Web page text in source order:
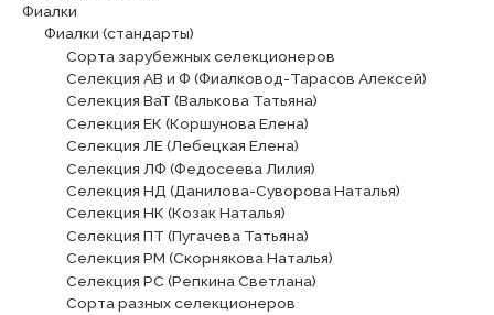
Фиалки
Фиалки (стандарты)
Сорта зарубежных селекционеров
Селекция АВ и Ф (Фиалковод-Тарасов Алексей)
Селекция ВаТ (Валькова Татьяна)
Селекция ЕК (Коршунова Елена)
Селекция ЛЕ (Лебецкая Елена)
Селекция ЛФ (Федосеева Лилия)
Селекция НД (Данилова-Суворова Наталья)
Селекция НК (Козак Наталья)
Селекция ПТ (Пугачева Татьяна)
Селекция РМ (Скорнякова Наталья)
Селекция РС (Репкина Светлана)
Сорта разных селекционеров